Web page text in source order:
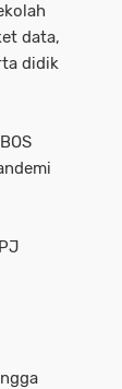
data,
didik